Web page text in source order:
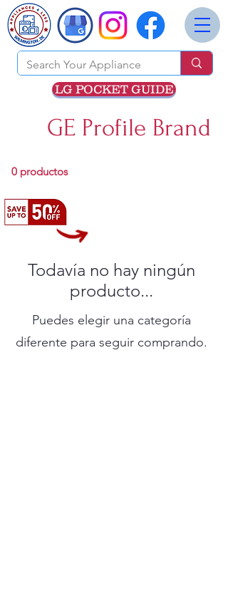
GE Profile Brand
0 productos
Todavía no hay ningún
producto...
Puedes elegir una categoría
diferente para seguir comprando.
LG POCKET GUIDE